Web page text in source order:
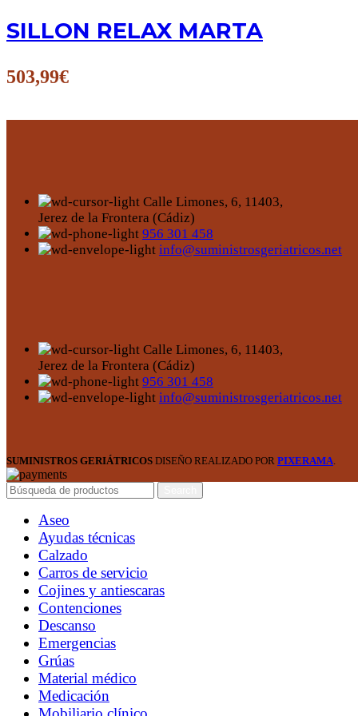
SILLON RELAX MARTA
503,99€
Calle Limones, 6, 11403,
Jerez de la Frontera (Cádiz)
956 301 458
info@suministrosgeriatricos.net
Calle Limones, 6, 11403,
Jerez de la Frontera (Cádiz)
956 301 458
info@suministrosgeriatricos.net
SUMINISTROS GERIÁTRICOS DISEÑO REALIZADO POR PIXERAMA.
Aseo
Ayudas técnicas
Calzado
Carros de servicio
Cojines y antiescaras
Contenciones
Descanso
Emergencias
Grúas
Material médico
Medicación